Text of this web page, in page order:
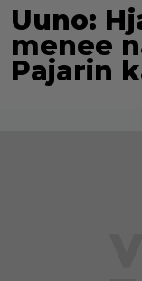
Uuno:
menee
Pajarin